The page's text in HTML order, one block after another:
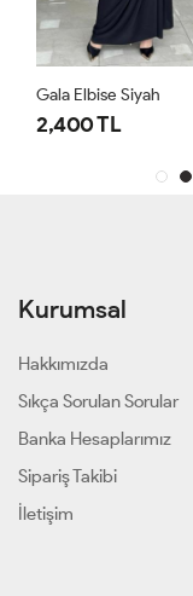
Gala Elbise Siyah
2,400 TL
Kurumsal
Hakkımızda
Sıkça Sorulan Sorular
Banka Hesaplarımız
Sipariş Takibi
İletişim